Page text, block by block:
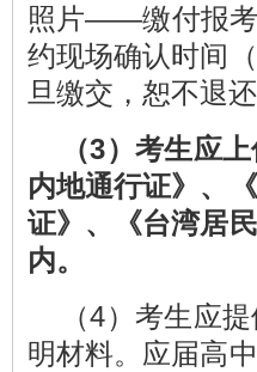
照片——缴付报
约现场确认时间
旦缴交，恕不退还
（3）考生应
内地通行证》 、
证》 、 《台湾居
内。
（4）考生应
明材料。应届高